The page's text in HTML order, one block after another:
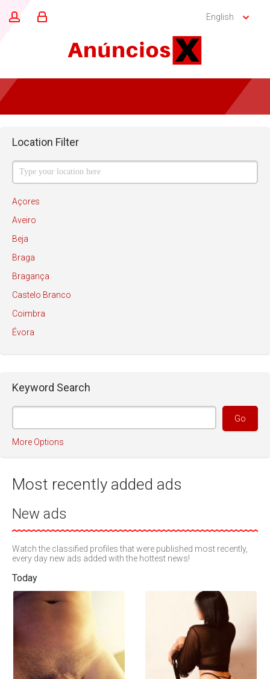
English
Location Filter
Açores
Aveiro
Beja
Braga
Bragança
Castelo Branco
Coimbra
Évora
Leiria
Lisboa
Madeira
Portalegre
Santarém
Viana do Castelo
Viseu
Keyword Search
More Options
Most recently added ads
New ads
Watch the classified profiles that were published most recently,
every day new ads added with the hottest news!
Today